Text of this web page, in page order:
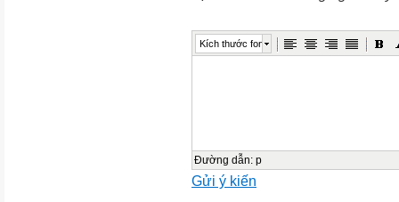
Kích thước font
Đường dẫn: p
Gửi ý kiến